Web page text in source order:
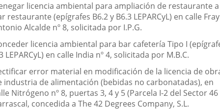
licencia ambiental para ampliación de restaurante a
restaurante (epígrafes B6.2 y B6.3 LEPARCyL) en calle Fray
Alcalde nº 8, solicitada por I.P.G.
licencia ambiental para bar cafetería Tipo I
LEPARCyL) en calle India nº 4, solicitada por M.B.C.
error material en modificación de la licencia de
industria de alimentación (bebidas no carbonatadas), en
Nitrógeno nº 8, puertas 3, 4 y 5 (Parcela I-2 del Sector 46
concedida a The 42 Degrees Company, S.L.